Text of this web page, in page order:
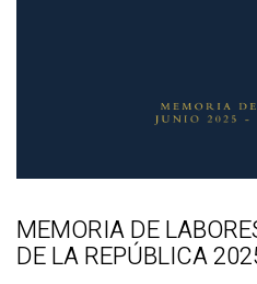
MEMORIA DE
DE LA REPÚBLICA